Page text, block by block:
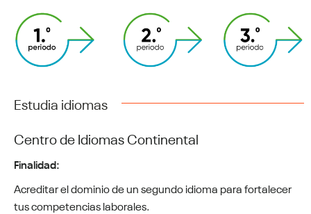
Estudia idiomas
Centro de Idiomas Continental
Finalidad:
Acreditar el dominio de un segundo idioma para fortalecer
tus competencias laborales.